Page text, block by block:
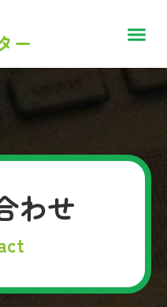
ー
わせ